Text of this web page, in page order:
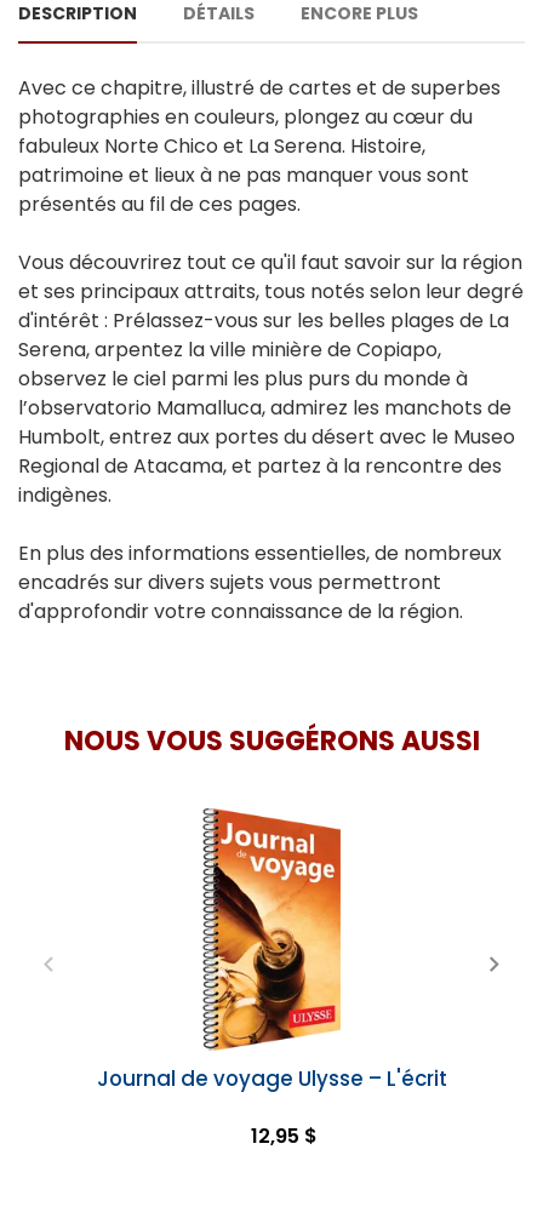
DESCRIPTION DÉTAILS ENCORE PLUS
Avec ce chapitre, illustré de cartes et de superbes
photographies en couleurs, plongez au cœur du
fabuleux Norte Chico et La Serena. Histoire,
patrimoine et lieux à ne pas manquer vous sont
présentés au fil de ces pages.
Vous découvrirez tout ce qu'il faut savoir sur la région
et ses principaux attraits, tous notés selon leur degré
d'intérêt : Prélassez-vous sur les belles plages de La
Serena, arpentez la ville minière de Copiapo,
observez le ciel parmi les plus purs du monde à
l’observatorio Mamalluca, admirez les manchots de
Humbolt, entrez aux portes du désert avec le Museo
Regional de Atacama, et partez à la rencontre des
indigènes.
En plus des informations essentielles, de nombreux
encadrés sur divers sujets vous permettront
d'approfondir votre connaissance de la région.
NOUS VOUS SUGGÉRONS AUSSI
Journal de voyage Ulysse – L'écrit
12,95 $